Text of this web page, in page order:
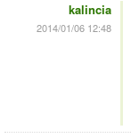
kalincia
2014/01/06 12:48